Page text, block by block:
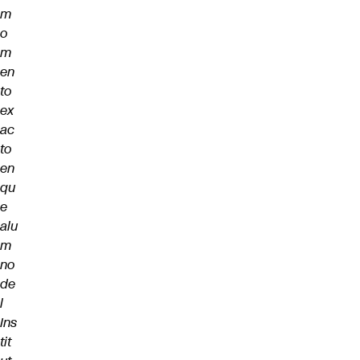
m
o
m
en
to
ex
ac
to
en
qu
e
alu
m
no
de
l
Ins
tit